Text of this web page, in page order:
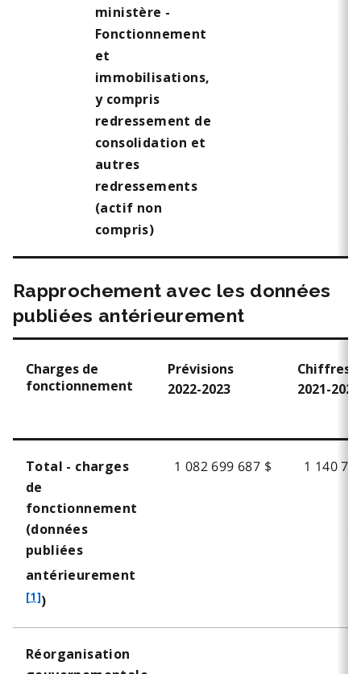
ministère -
Fonctionnement
et
immobilisations,
y compris
redressement de
consolidation et
autres
redressements
(actif non
compris)
Rapprochement avec les données
publiées antérieurement
Charges de
fonctionnement
Prévisions
2022-2023
Chiffres
2021-2022
Total - charges
de
fonctionnement
(données
publiées
antérieurement
[1])
1 082 699 687 $ 1 140
Réorganisation